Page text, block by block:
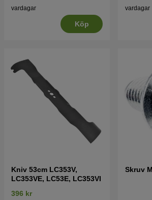
vardagar
Köp
vardagar
Kniv 53cm LC353V,
LC353VE, LC53E, LC353VI
396 kr
Skruv